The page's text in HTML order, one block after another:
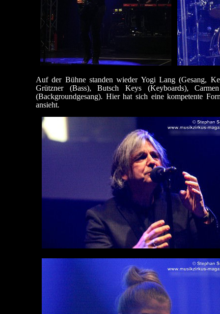
Auf der Bühne standen wieder Yogi Lang (Gesang,
Grützner (Bass), Butsch Keys (Keyboards),
(Backgroundgesang). Hier hat sich eine kompetente
ansieht.